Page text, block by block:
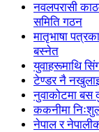
नवलपरासी
समिति गठन
मातृभाषा
बस्नेत
युवाहरूमाथि
टेण्डर नै
नुवाकोटमा बस
ककनीमा
नेपाल र